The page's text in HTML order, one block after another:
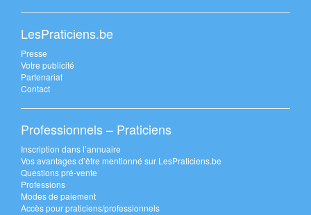
LesPraticiens.be
Presse
Votre publicité
Partenariat
Contact
Professionnels – Praticiens
Inscription dans l’annuaire
Vos avantages d’être mentionné sur LesPraticiens.be
Questions pré-vente
Professions
Modes de paiement
Accès pour praticiens/professionnels